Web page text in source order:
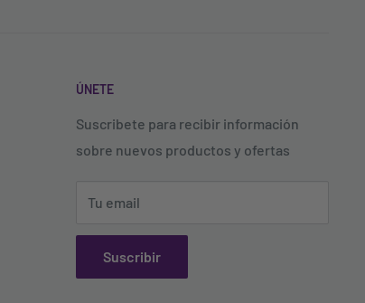
ÚNETE
Suscribete para recibir información
sobre nuevos productos y ofertas
Tu email
Suscribir